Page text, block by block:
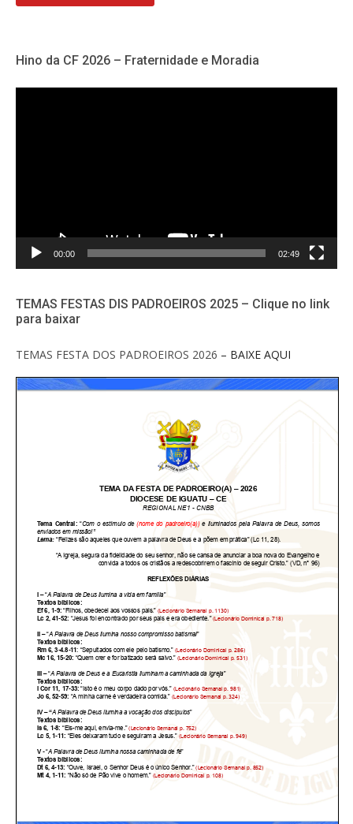
Hino da CF 2026 – Fraternidade e Moradia
00:00 02:49
TEMAS FESTAS DIS PADROEIROS 2025 – Clique no link
para baixar
TEMAS FESTA DOS PADROEIROS 2026 – BAIXE AQUI